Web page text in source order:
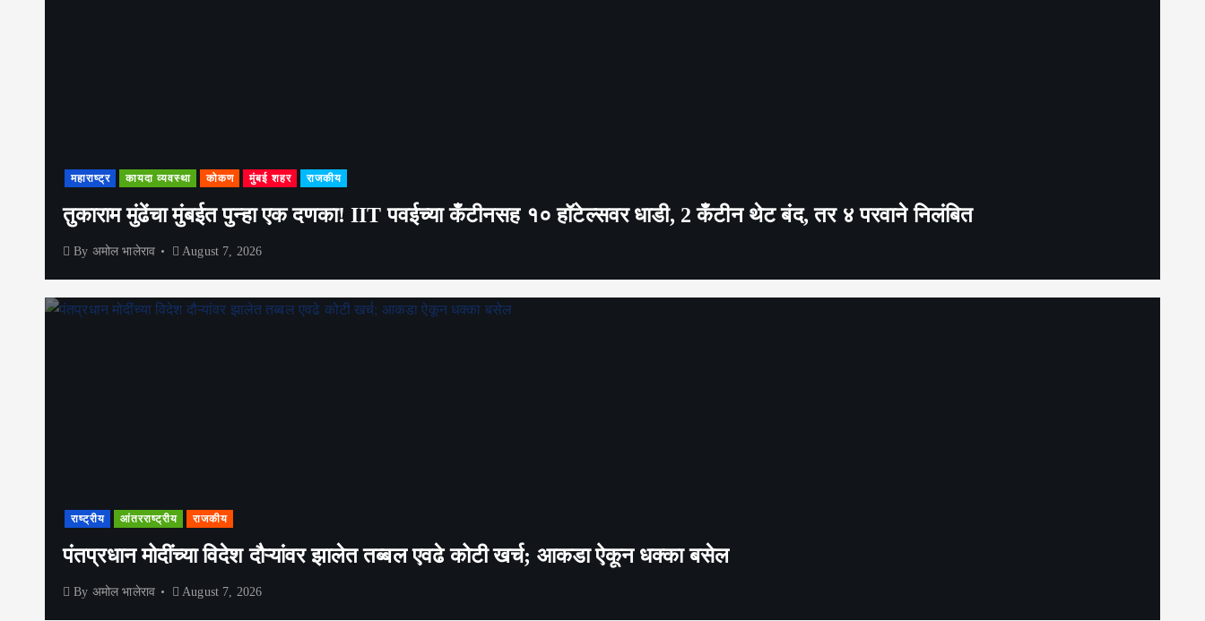
महाराष्ट्र कायदा व्यवस्था कोकण मुंबई शहर राजकीय
तुकाराम मुंढेंचा मुंबईत पुन्हा एक दणका! IIT पवईच्या कँटीनसह १० हॉटेल्सवर धाडी, 2 कँटीन थेट बंद, तर ४ परवाने निलंबित
By अमोल भालेराव August 7, 2026
राष्ट्रीय आंतरराष्ट्रीय राजकीय
पंतप्रधान मोदींच्या विदेश दौऱ्यांवर झालेत तब्बल एवढे कोटी खर्च; आकडा ऐकून धक्का बसेल
By अमोल भालेराव August 7, 2026